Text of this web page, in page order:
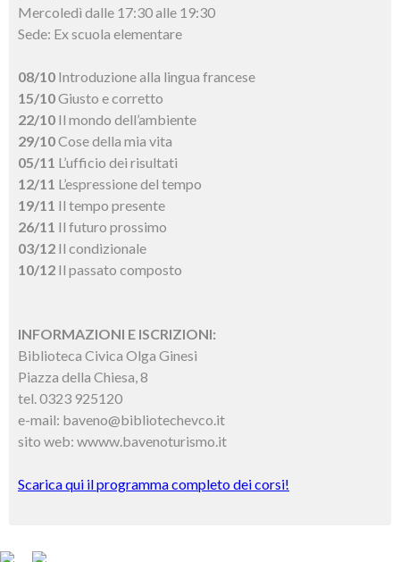
Mercoledì dalle 17:30 alle 19:30
Sede: Ex scuola elementare
08/10 Introduzione alla lingua francese
15/10Giusto e corretto
22/10 Il mondo dell’ambiente
29/10Cose della mia vita
05/11 L’ufficio dei risultati
12/11 L’espressione del tempo
19/11 Il tempo presente
26/11 Il futuro prossimo
03/12 Il condizionale
10/12 Il passato composto
INFORMAZIONI E ISCRIZIONI:
Biblioteca Civica Olga Ginesi
Piazza della Chiesa, 8
tel. 0323 925120
e-mail: baveno@bibliotechevco.it
sito web: wwww.bavenoturismo.it
Scarica qui il programma completo dei corsi!